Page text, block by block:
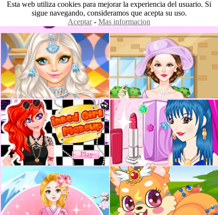
Esta web utiliza cookies para mejorar la experiencia del usuario. Si
sigue navegando, consideramos que acepta su uso.
Aceptar- Mas informacion